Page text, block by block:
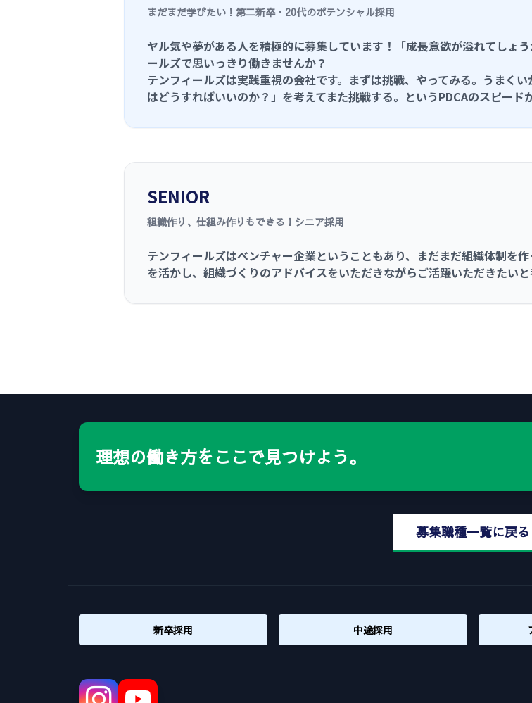
まだまだ学びたい！第二新卒・20代のポテンシャル採用
ヤル気や夢がある人を積極的に募集しています！
「成長意欲が溢れてしょ
ールズで思いっきり働きませんか？
テンフィールズは実践重視の会社です。まずは挑戦、やってみる。うまく
はどうすればいいのか？」を考えてまた挑戦する。というPDCAのスピード
SENIOR
組織作り、仕組み作りもできる！シニア採用
テンフィールズはベンチャー企業ということもあり、まだまだ組織体制を
を活かし、組織づくりのアドバイスをいただきながらご活躍いただきたいと
理想の働き方をここで見つけよう。
募集職種一覧に戻る
新卒採用 中途採用